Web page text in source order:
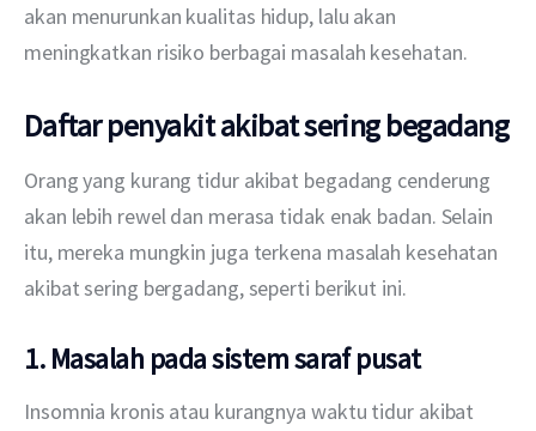
akan menurunkan kualitas hidup, lalu akan
meningkatkan risiko berbagai masalah kesehatan.
Daftar penyakit akibat sering begadang
Orang yang kurang tidur akibat begadang cenderung
akan lebih rewel dan merasa tidak enak badan. Selain
itu, mereka mungkin juga terkena masalah kesehatan
akibat sering bergadang, seperti berikut ini.
1. Masalah pada sistem saraf pusat
Insomnia kronis atau kurangnya waktu tidur akibat